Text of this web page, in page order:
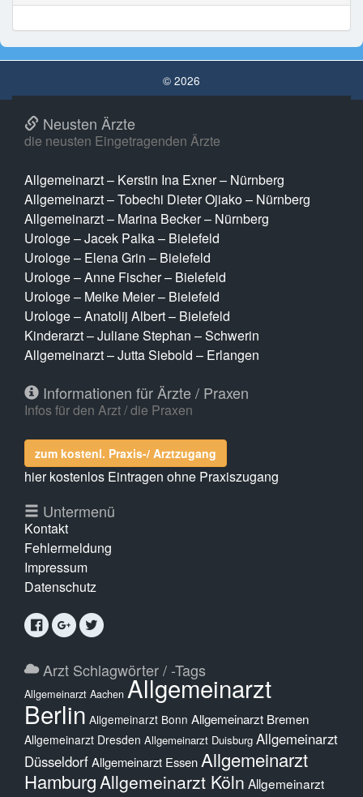
© 2026
Neusten Ärzte
die neusten Eingetragenden Ärzte
Allgemeinarzt – Kerstin Ina Exner – Nürnberg
Allgemeinarzt – Tobechi Dieter Ojiako – Nürnberg
Allgemeinarzt – Marina Becker – Nürnberg
Urologe – Jacek Palka – Bielefeld
Urologe – Elena Grin – Bielefeld
Urologe – Anne Fischer – Bielefeld
Urologe – Meike Meier – Bielefeld
Urologe – Anatolij Albert – Bielefeld
Kinderarzt – Juliane Stephan – Schwerin
Allgemeinarzt – Jutta Siebold – Erlangen
Informationen für Ärzte / Praxen
Infos für den Arzt / die Praxen
zum kostenl. Praxis-/ Arztzugang
hier kostenlos Eintragen ohne Praxiszugang
Untermenü
Kontakt
Fehlermeldung
Impressum
Datenschutz
Arzt Schlagwörter / -Tags
Allgemeinarzt Aachen Allgemeinarzt
Berlin Allgemeinarzt Bonn Allgemeinarzt Bremen
Allgemeinarzt Dresden Allgemeinarzt Duisburg Allgemeinarzt
DüsseldorfAllgemeinarzt Essen Allgemeinarzt
HamburgAllgemeinarzt Köln Allgemeinarzt